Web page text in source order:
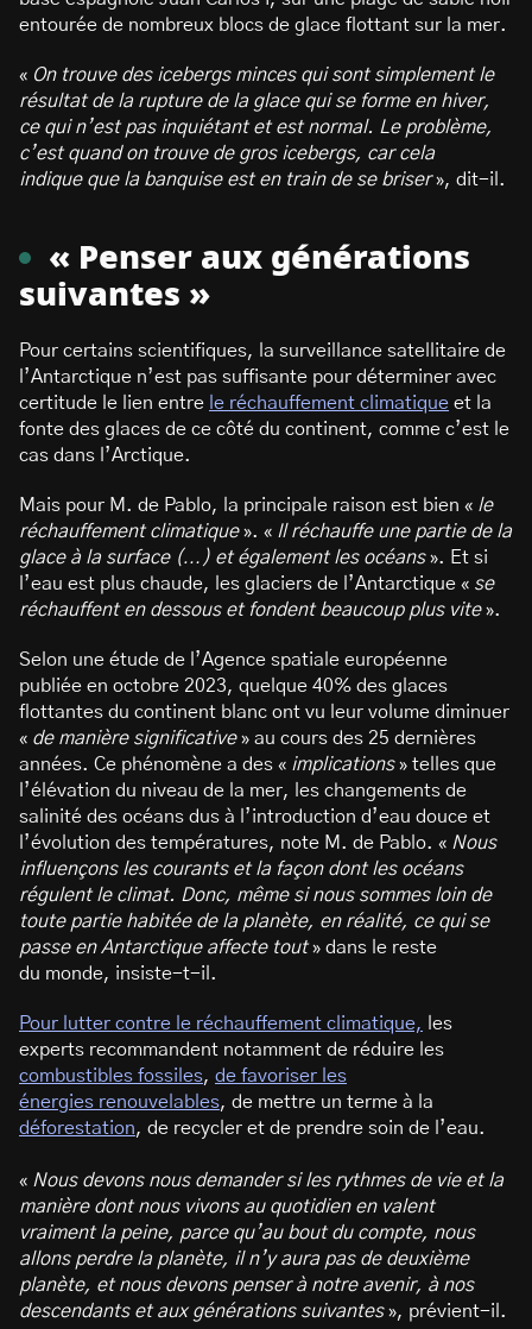
entourée de nombreux blocs de glace flottant sur la mer.
« On trouve des icebergs minces qui sont simplement le
résultat de la rupture de la glace qui se forme en hiver,
ce qui n’est pas inquiétant et est normal. Le problème,
c’est quand on trouve de gros icebergs, car cela
indique que la banquise est en train de se briser», dit-il.
« Penser aux générations
suivantes »
Pour certains scientifiques, la surveillance satellitaire de
l’Antarctique n’est pas suffisante pour déterminer avec
certitude le lien entre le réchauffement climatique et la
fonte des glaces de ce côté du continent, comme c’est le
cas dans l’Arctique.
Mais pour M. de Pablo, la principale raison est bien « le
réchauffement climatique». « Il réchauffe une partie de la
glace à la surface (…) et également les océans». Et si
l’eau est plus chaude, les glaciers de l’Antarctique « se
réchauffent en dessous et fondent beaucoup plus vite».
Selon une étude de l’Agence spatiale européenne
publiée en octobre 2023, quelque 40% des glaces
flottantes du continent blanc ont vu leur volume diminuer
« de manière significative» au cours des 25 dernières
années. Ce phénomène a des « implications» telles que
l’élévation du niveau de la mer, les changements de
salinité des océans dus à l’introduction d’eau douce et
l’évolution des températures, note M. de Pablo. « Nous
influençons les courants et la façon dont les océans
régulent le climat. Donc, même si nous sommes loin de
toute partie habitée de la planète, en réalité, ce qui se
passe en Antarctique affecte tout» dans le reste
du monde, insiste-t-il.
Pour lutter contre le réchauffement climatique,
les
experts recommandent notamment de réduire les
combustibles fossiles, de favoriser les
énergies renouvelables, de mettre un terme à la
déforestation, de recycler et de prendre soin de l’eau.
« Nous devons nous demander si les rythmes de vie et la
manière dont nous vivons au quotidien en valent
vraiment la peine, parce qu’au bout du compte, nous
allons perdre la planète, il n’y aura pas de deuxième
planète, et nous devons penser à notre avenir, à nos
descendants et aux générations suivantes», prévient-il.